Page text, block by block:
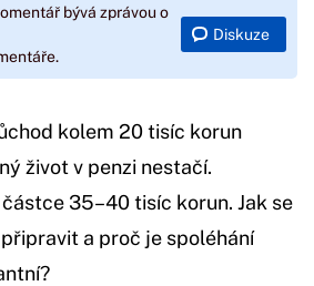
bývá zprávou o
Diskuze
kolem 20 tisíc korun
život v penzi nestačí.
35–40 tisíc korun. Jak se
a proč je spoléhání